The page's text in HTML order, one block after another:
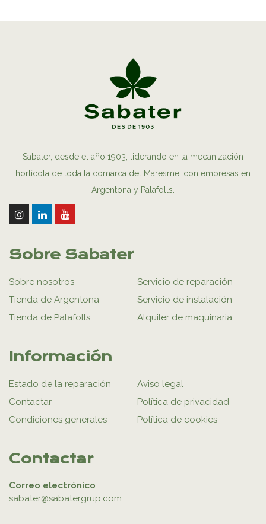
Sabater, desde el año 1903, liderando en la mecanización
hortícola de toda la comarca del Maresme, con empresas en
Argentona y Palafolls.
Sobre Sabater
Sobre nosotros
Tienda de Argentona
Tienda de Palafolls
Servicio de reparación
Servicio de instalación
Alquiler de maquinaria
Información
Estado de la reparación
Contactar
Condiciones generales
Aviso legal
Política de privacidad
Política de cookies
Contactar
Correo electrónico
sabater@sabatergrup.com